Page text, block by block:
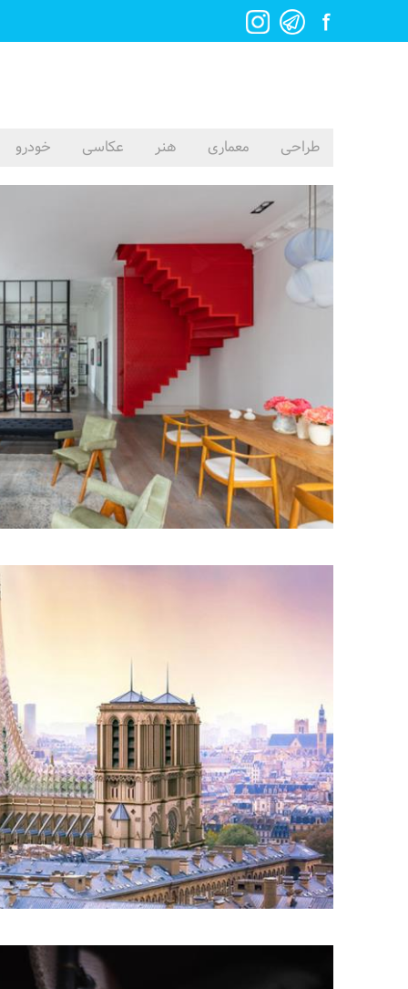
طراحی معماری هنر عکاسی خودرو